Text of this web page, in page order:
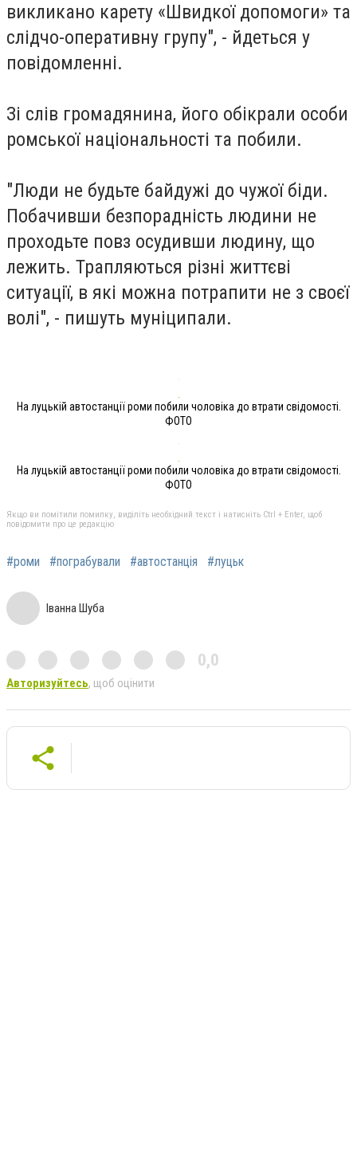
викликано карету «Швидкої допомоги» та
слідчо-оперативну групу", - йдеться у
повідомленні.
Зі слів громадянина, його обікрали особи
ромської національності та побили.
"Люди не будьте байдужі до чужої біди.
Побачивши безпорадність людини не
проходьте повз осудивши людину, що
лежить. Трапляються різні життєві
ситуації, в які можна потрапити не з своєї
волі", - пишуть муніципали.
На луцькій автостанції роми побили чоловіка до втрати свідомості.
ФОТО
На луцькій автостанції роми побили чоловіка до втрати свідомості.
ФОТО
Якщо ви помітили помилку, виділіть необхідний текст і натисніть Ctrl + Enter, щоб
повідомити про це редакцію
#роми #пограбували #автостанція #луцьк
Іванна Шуба
0,0
Авторизуйтесь, щоб оцінити